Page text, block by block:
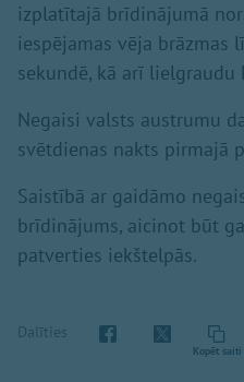
izplatītajā brīdinājumā
iespējamas vēja brāzmas
sekundē, kā arī lielgraudu
Negaisi valsts austrumu
svētdienas nakts pirmajā
Saistībā ar gaidāmo
brīdinājums, aicinot būt
patverties iekštelpās.
Dalīties
Kopēt saiti